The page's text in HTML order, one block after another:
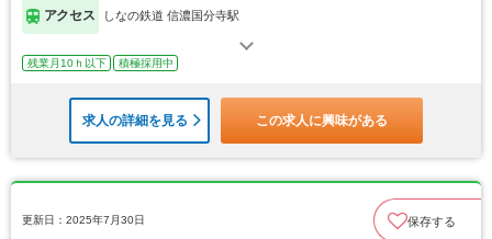
アクセス しなの鉄道 信濃国分寺駅
残業月10ｈ以下 積極採用中
求人の詳細を見る この求人に興味がある
更新日：2025年7月30日 保存する